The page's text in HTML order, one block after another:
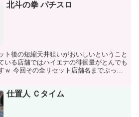
北斗の拳 パチスロ
ト後の短縮天井狙いがおいしいということ
いる店舗ではハイエナの徘徊量がとんでも
ｗ 今回その全リセット店舗名までぶっち
仕置人 Ｃタイム